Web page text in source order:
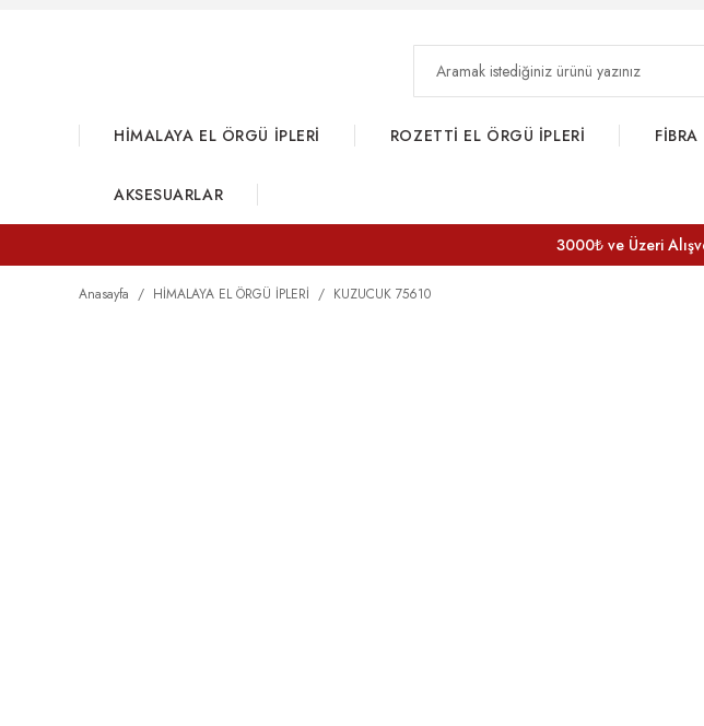
HİMALAYA EL ÖRGÜ İPLERİ ROZETTİ EL ÖRGÜ İPLERİ
AKSESUARLAR
3000₺ ve Üzeri
Anasayfa HİMALAYA EL ÖRGÜ İPLERİ KUZUCUK 75610